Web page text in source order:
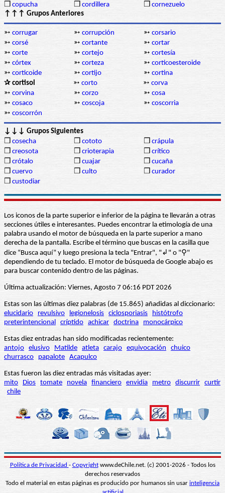
❒ copucha ❒ cordillera ❒ cornezuelo
↑↑↑ Grupos Anteriores
➳ corrugar ➳ corrupción ➳ corsario
➳ corsé ➳ cortante ➳ cortar
➳ corte ➳ cortejo ➳ cortesía
➳ córtex ➳ corteza ➳ corticoesteroide
➳ corticoide ➳ cortijo ➳ cortina
✰ cortisol
➳ corto ➳ corva
➳ corvina ➳ corzo ➳ cosa
➳ cosaco ➳ coscoja ➳ coscorria
➳ coscorrón
↓↓↓ Grupos Siguientes
❒ cosecha ❒ cototo ❒ crápula
❒ creosota ❒ crioterapia ❒ crítico
❒ crótalo ❒ cuajar ❒ cucaña
❒ cuervo ❒ culto ❒ curador
❒ custodiar
Los iconos de la parte superior e inferior de la página te llevarán a otras
secciones útiles e interesantes. Puedes encontrar la etimología de una
palabra usando el motor de búsqueda en la parte superior a mano
derecha de la pantalla. Escribe el término que buscas en la casilla que
dice “Busca aquí” y luego presiona la tecla "Entrar", "↲" o "⚲"
dependiendo de tu teclado. El motor de búsqueda de Google abajo es
para buscar contenido dentro de las páginas.
Última actualización: Viernes, Agosto 7 06:16 PDT 2026
Estas son las últimas diez palabras (de 15.865) añadidas al diccionario:
elucidario
revulsivo legionelosis ciclosporiasis
histótrofo
preterintencional críptido achicar doctrina monocárpico
Estas diez entradas han sido modificadas recientemente:
antojo elusivo Matilde atleta carajo equivocación
chuico
churrasco
papalote Acapulco
Estas fueron las diez entradas más visitadas ayer:
mito
Dios tomate novela financiero envidia metro discurrir curtir
chile
Política de Privacidad - Copyrightwww.deChile.net. (c) 2001-2026 - Todos los
derechos reservados
Todo el material en estas páginas es producido por humanos sin usar inteligencia